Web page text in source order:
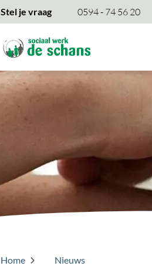
Stel je vraag 0594 - 74 56 20
Home
Nieuws